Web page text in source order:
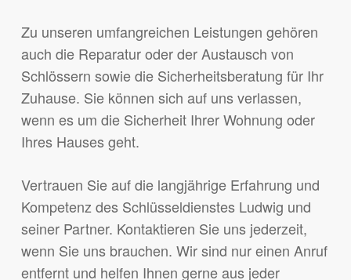
Zu unseren umfangreichen Leistungen gehören
auch die Reparatur oder der Austausch von
Schlössern sowie die Sicherheitsberatung für Ihr
Zuhause. Sie können sich auf uns verlassen,
wenn es um die Sicherheit Ihrer Wohnung oder
Ihres Hauses geht.
Vertrauen Sie auf die langjährige Erfahrung und
Kompetenz des Schlüsseldienstes Ludwig und
seiner Partner. Kontaktieren Sie uns jederzeit,
wenn Sie uns brauchen. Wir sind nur einen Anruf
entfernt und helfen Ihnen gerne aus jeder